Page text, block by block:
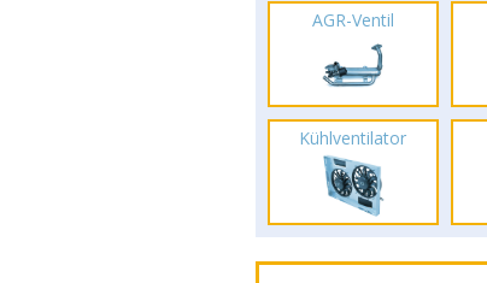
AGR-Ventil
Kühlventilator